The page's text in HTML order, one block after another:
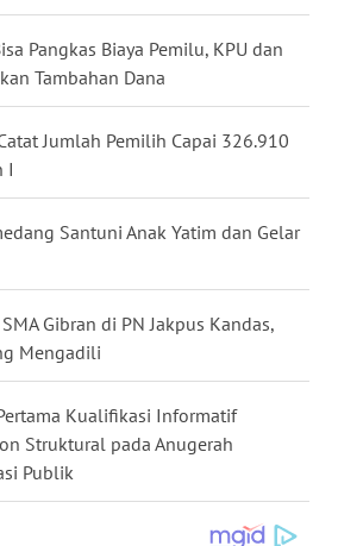
Pangkas Biaya Pemilu, KPU dan
Tambahan Dana
Jumlah Pemilih Capai 326.910
I
Santuni Anak Yatim dan Gelar
Gibran di PN Jakpus Kandas,
Mengadili
Kualifikasi Informatif
Struktural pada Anugerah
Publik